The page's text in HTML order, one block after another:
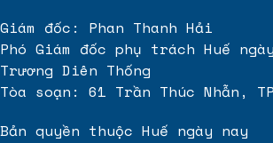
Giám đốc: Phan Thanh Hải
Phó Giám đốc phụ trách Huế
Trương Diên Thống
Tòa soạn: 61 Trần Thúc Nhẫn,
Bản quyền thuộc Huế ngày nay